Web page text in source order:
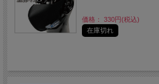
価格： 330円(税込)
在庫切れ